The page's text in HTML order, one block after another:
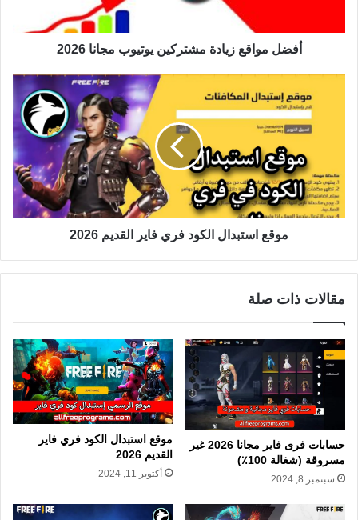
أفضل مواقع زيادة مشتركين يوتيوب مجانا 2026
موقع استبدال الكود فري فاير القديم 2026
مقالات ذات صلة
حسابات فرى فاير مجانا 2026 غير
مسروقة (شغالة 100٪)
سبتمبر 8, 2024
موقع استبدال الكود فري فاير
القديم 2026
أكتوبر 11, 2024